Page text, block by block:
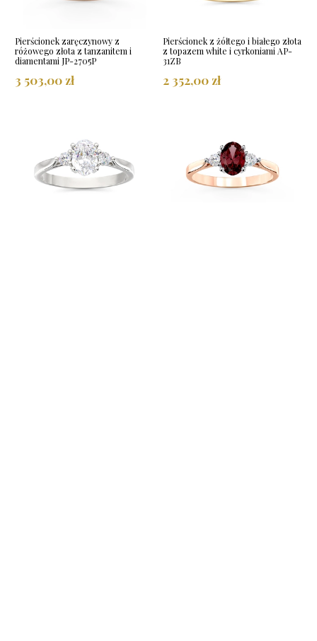
Pierścionek zaręczynowy z
różowego złota z tanzanitem i
diamentami JP-2705P
3 503,00 zł
Pierścionek z żółtego i białego złota
z topazem white i cyrkoniami AP-
31ZB
2 352,00 zł